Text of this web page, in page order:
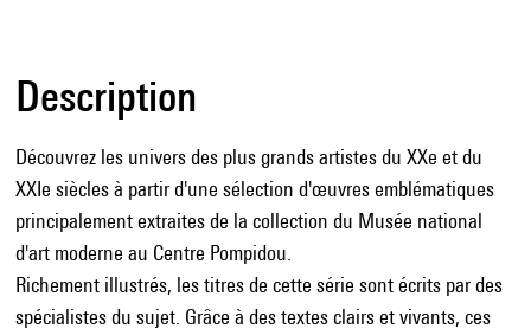
Description
Découvrez les univers des plus grands artistes du XXe et du
XXIe siècles à partir d'une sélection d'œuvres emblématiques
principalement extraites de la collection du Musée national
d'art moderne au Centre Pompidou.
Richement illustrés, les titres de cette série sont écrits par des
spécialistes du sujet. Grâce à des textes clairs et vivants, ces